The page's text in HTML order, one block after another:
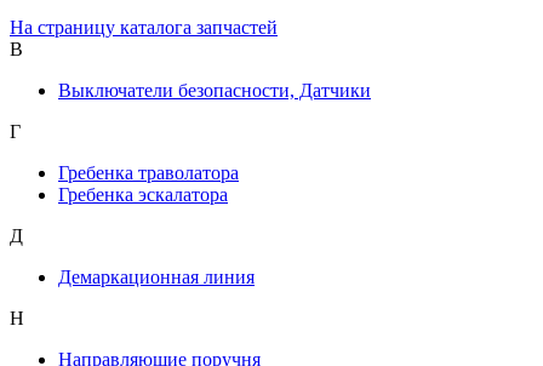
На страницу каталога запчастей
В
Выключатели безопасности, Датчики
Г
Гребенка траволатора
Гребенка эскалатора
Д
Демаркационная линия
Н
Направляющие поручня